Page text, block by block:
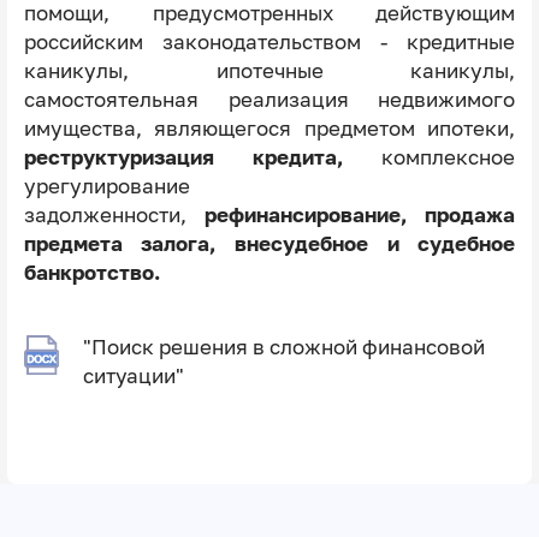
помощи, предусмотренных действующим
российским законодательством - кредитные
каникулы, ипотечные каникулы,
самостоятельная реализация недвижимого
имущества, являющегося предметом ипотеки,
реструктуризация кредита, комплексное
урегулирование
задолженности, рефинансирование, продажа
предмета залога, внесудебное и судебное
банкротство.
"Поиск решения в сложной финансовой
ситуации"